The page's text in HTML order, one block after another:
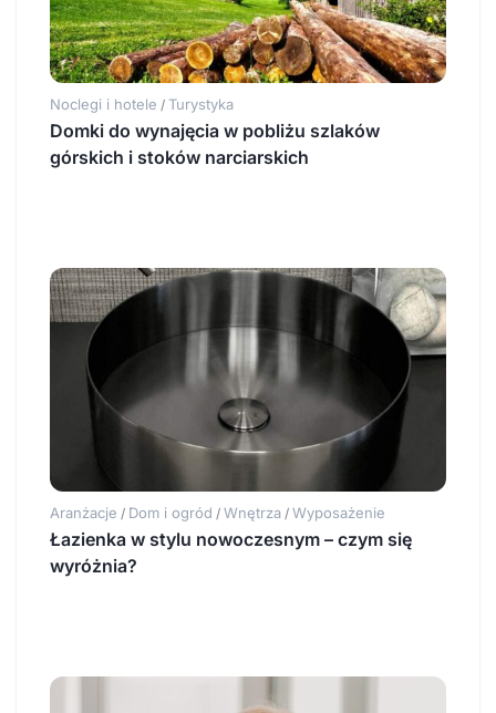
Noclegi i hotele / Turystyka
Domki do wynajęcia w pobliżu szlaków
górskich i stoków narciarskich
Aranżacje / Dom i ogród / Wnętrza / Wyposażenie
Łazienka w stylu nowoczesnym – czym się
wyróżnia?